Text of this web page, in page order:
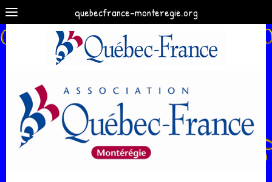
quebecfrance-monteregie.org